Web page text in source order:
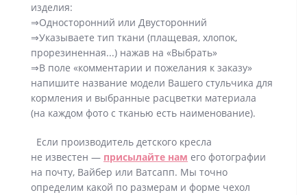
изделия:
⇒Односторонний или Двусторонний
⇒Указываете тип ткани (плащевая, хлопок,
прорезиненная...) нажав на «Выбрать»
⇒В поле «комментарии и пожелания к заказу»
напишите название модели Вашего стульчика для
кормления и выбранные расцветки материала
(на каждом фото с тканью есть наименование).
Если производитель детского кресла
не известен — присылайте нам его фотографии
на почту, Вайбер или Ватсапп. Мы точно
определим какой по размерам и форме чехол